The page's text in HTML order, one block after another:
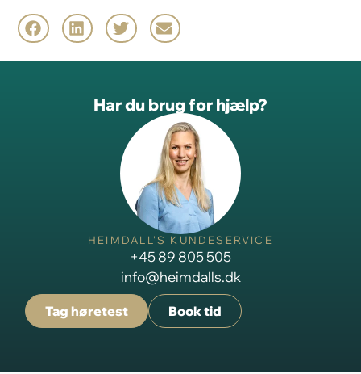
Har du brug for hjælp?
HEIMDALL'S KUNDESERVICE
+45 89 805 505
info@heimdalls.dk
Tag høretest Book tid